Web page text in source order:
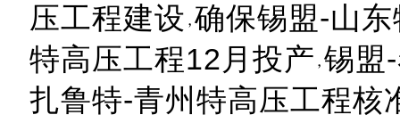
压工程建设 确保锡盟-山
特高压工程12月投产 锡盟
扎鲁特-青州特高压工程核